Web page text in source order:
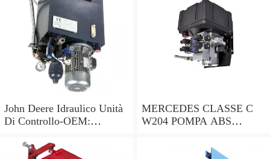
John Deere Idraulico Unità
Di Controllo-OEM:
AL26987, AT29022
MERCEDES CLASSE C
W204 POMPA ABS
A2044313912 10.0212-